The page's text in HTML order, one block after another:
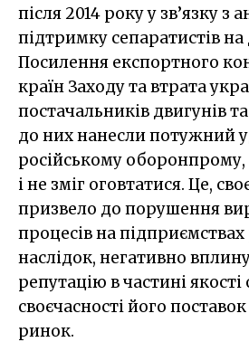
після 2014 року у зв’язку з
підтримку сепаратистів на
Посилення експортного
країн Заходу та втрата
постачальників двигунів
до них нанесли потужний
російському оборонпрому,
і не зміг оговтатися. Це,
призвело до порушення
процесів на підприємствах
наслідок, негативно
репутацію в частині
своєчасності його
ринок.